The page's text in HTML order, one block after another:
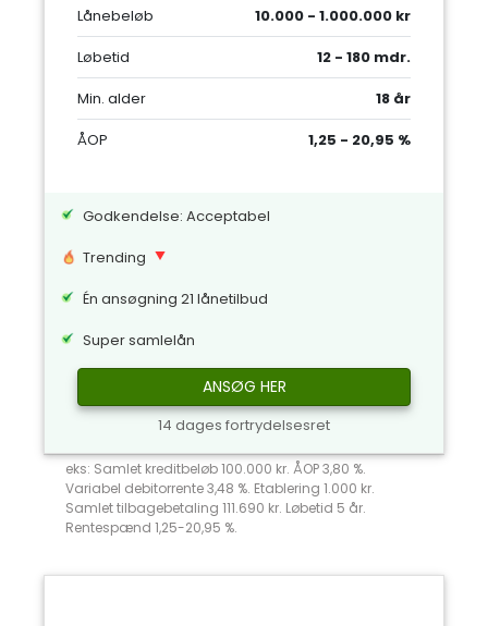
Lånebeløb
10.000 - 1.000.000 kr
Løbetid
12 - 180 mdr.
Min. alder
18 år
ÅOP
1,25 - 20,95 %
Godkendelse: Acceptabel
Trending
Én ansøgning 21 lånetilbud
Super samlelån
ANSØG HER
14 dages fortrydelsesret
eks: Samlet kreditbeløb 100.000 kr. ÅOP 3,80 %.
Variabel debitorrente 3,48 %. Etablering 1.000 kr.
Samlet tilbagebetaling 111.690 kr. Løbetid 5 år.
Rentespænd 1,25-20,95 %.